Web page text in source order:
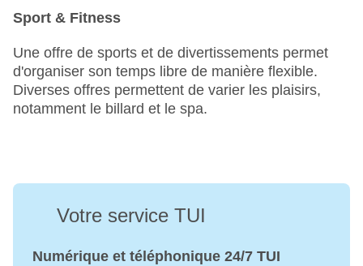
Sport & Fitness
Une offre de sports et de divertissements permet
d'organiser son temps libre de manière flexible.
Diverses offres permettent de varier les plaisirs,
notamment le billard et le spa.
Votre service TUI
Numérique et téléphonique 24/7 TUI